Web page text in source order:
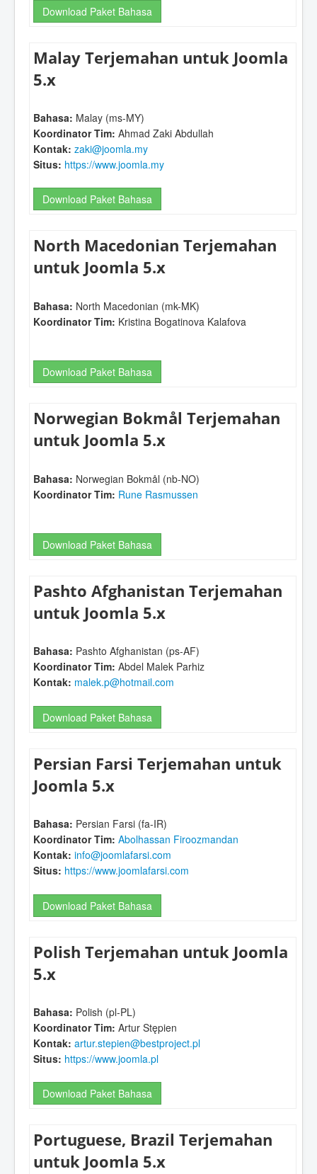
Download Paket Bahasa
Malay Terjemahan untuk Joomla
5.x
Bahasa: Malay (ms-MY)
Koordinator Tim: Ahmad Zaki Abdullah
Kontak: zaki@joomla.my
Situs: https://www.joomla.my
Download Paket Bahasa
North Macedonian Terjemahan
untuk Joomla 5.x
Bahasa: North Macedonian (mk-MK)
Koordinator Tim: Kristina Bogatinova Kalafova
Download Paket Bahasa
Norwegian Bokmål Terjemahan
untuk Joomla 5.x
Bahasa: Norwegian Bokmål (nb-NO)
Koordinator Tim: Rune Rasmussen
Download Paket Bahasa
Pashto Afghanistan Terjemahan
untuk Joomla 5.x
Bahasa: Pashto Afghanistan (ps-AF)
Koordinator Tim: Abdel Malek Parhiz
Kontak: malek.p@hotmail.com
Download Paket Bahasa
Persian Farsi Terjemahan untuk
Joomla 5.x
Bahasa: Persian Farsi (fa-IR)
Koordinator Tim: Abolhassan Firoozmandan
Kontak: info@joomlafarsi.com
Situs: https://www.joomlafarsi.com
Download Paket Bahasa
Polish Terjemahan untuk Joomla
5.x
Bahasa: Polish (pl-PL)
Koordinator Tim: Artur Stępien
Kontak: artur.stepien@bestproject.pl
Situs: https://www.joomla.pl
Download Paket Bahasa
Portuguese, Brazil Terjemahan
untuk Joomla 5.x